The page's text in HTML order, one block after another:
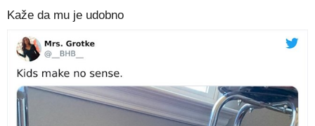
Kaže da mu je udobno